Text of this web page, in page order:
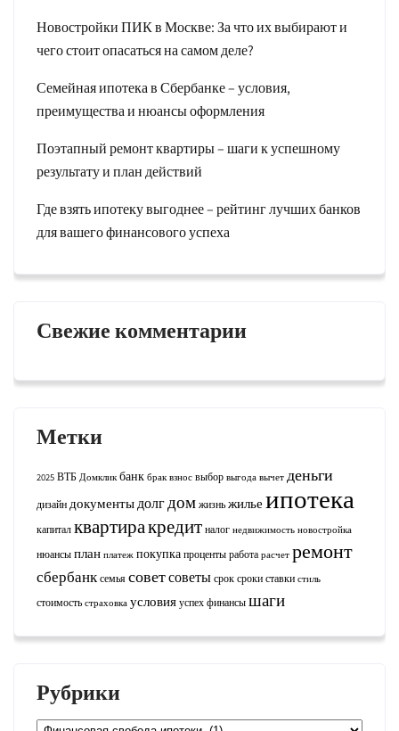
Новостройки ПИК в Москве: За что их выбирают и
чего стоит опасаться на самом деле?
Семейная ипотека в Сбербанке – условия,
преимущества и нюансы оформления
Поэтапный ремонт квартиры – шаги к успешному
результату и план действий
Где взять ипотеку выгоднее – рейтинг лучших банков
для вашего финансового успеха
Свежие комментарии
Метки
2025 ВТБ Домклик банк брак взнос выбор выгода вычет деньги
дизайндокументыдолгдомжизньжилье ипотека
капиталквартиракредитналог недвижимость новостройка
нюансыплан платеж покупкапроцентыработа расчет ремонт
сбербанксемьясоветсоветысроксрокиставки стиль
стоимость страховка условияуспехфинансышаги
Рубрики